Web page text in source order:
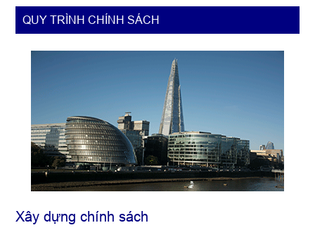
QUY TRÌNH CHÍNH SÁCH
Xây dựng chính sách